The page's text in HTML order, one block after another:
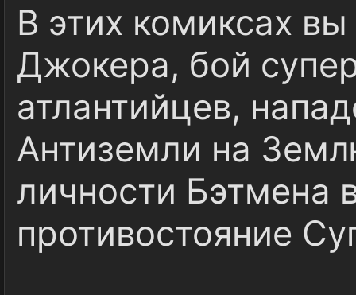
В этих комиксах
Джокера, бой
атлантийцев,
Антиземли на
личности Бэтмена
противостояние